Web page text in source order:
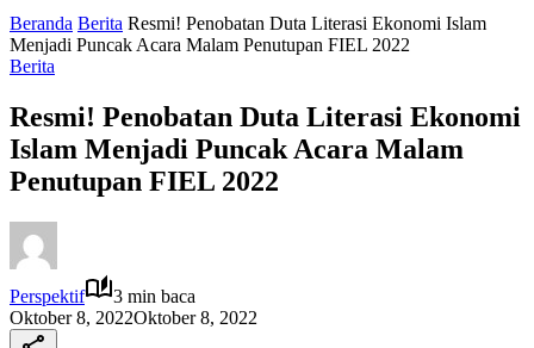
Beranda Berita Resmi! Penobatan Duta Literasi Ekonomi Islam
Menjadi Puncak Acara Malam Penutupan FIEL 2022
Berita
Resmi! Penobatan Duta Literasi Ekonomi
Islam Menjadi Puncak Acara Malam
Penutupan FIEL 2022
Perspektif
3 min baca
Oktober 8, 2022Oktober 8, 2022